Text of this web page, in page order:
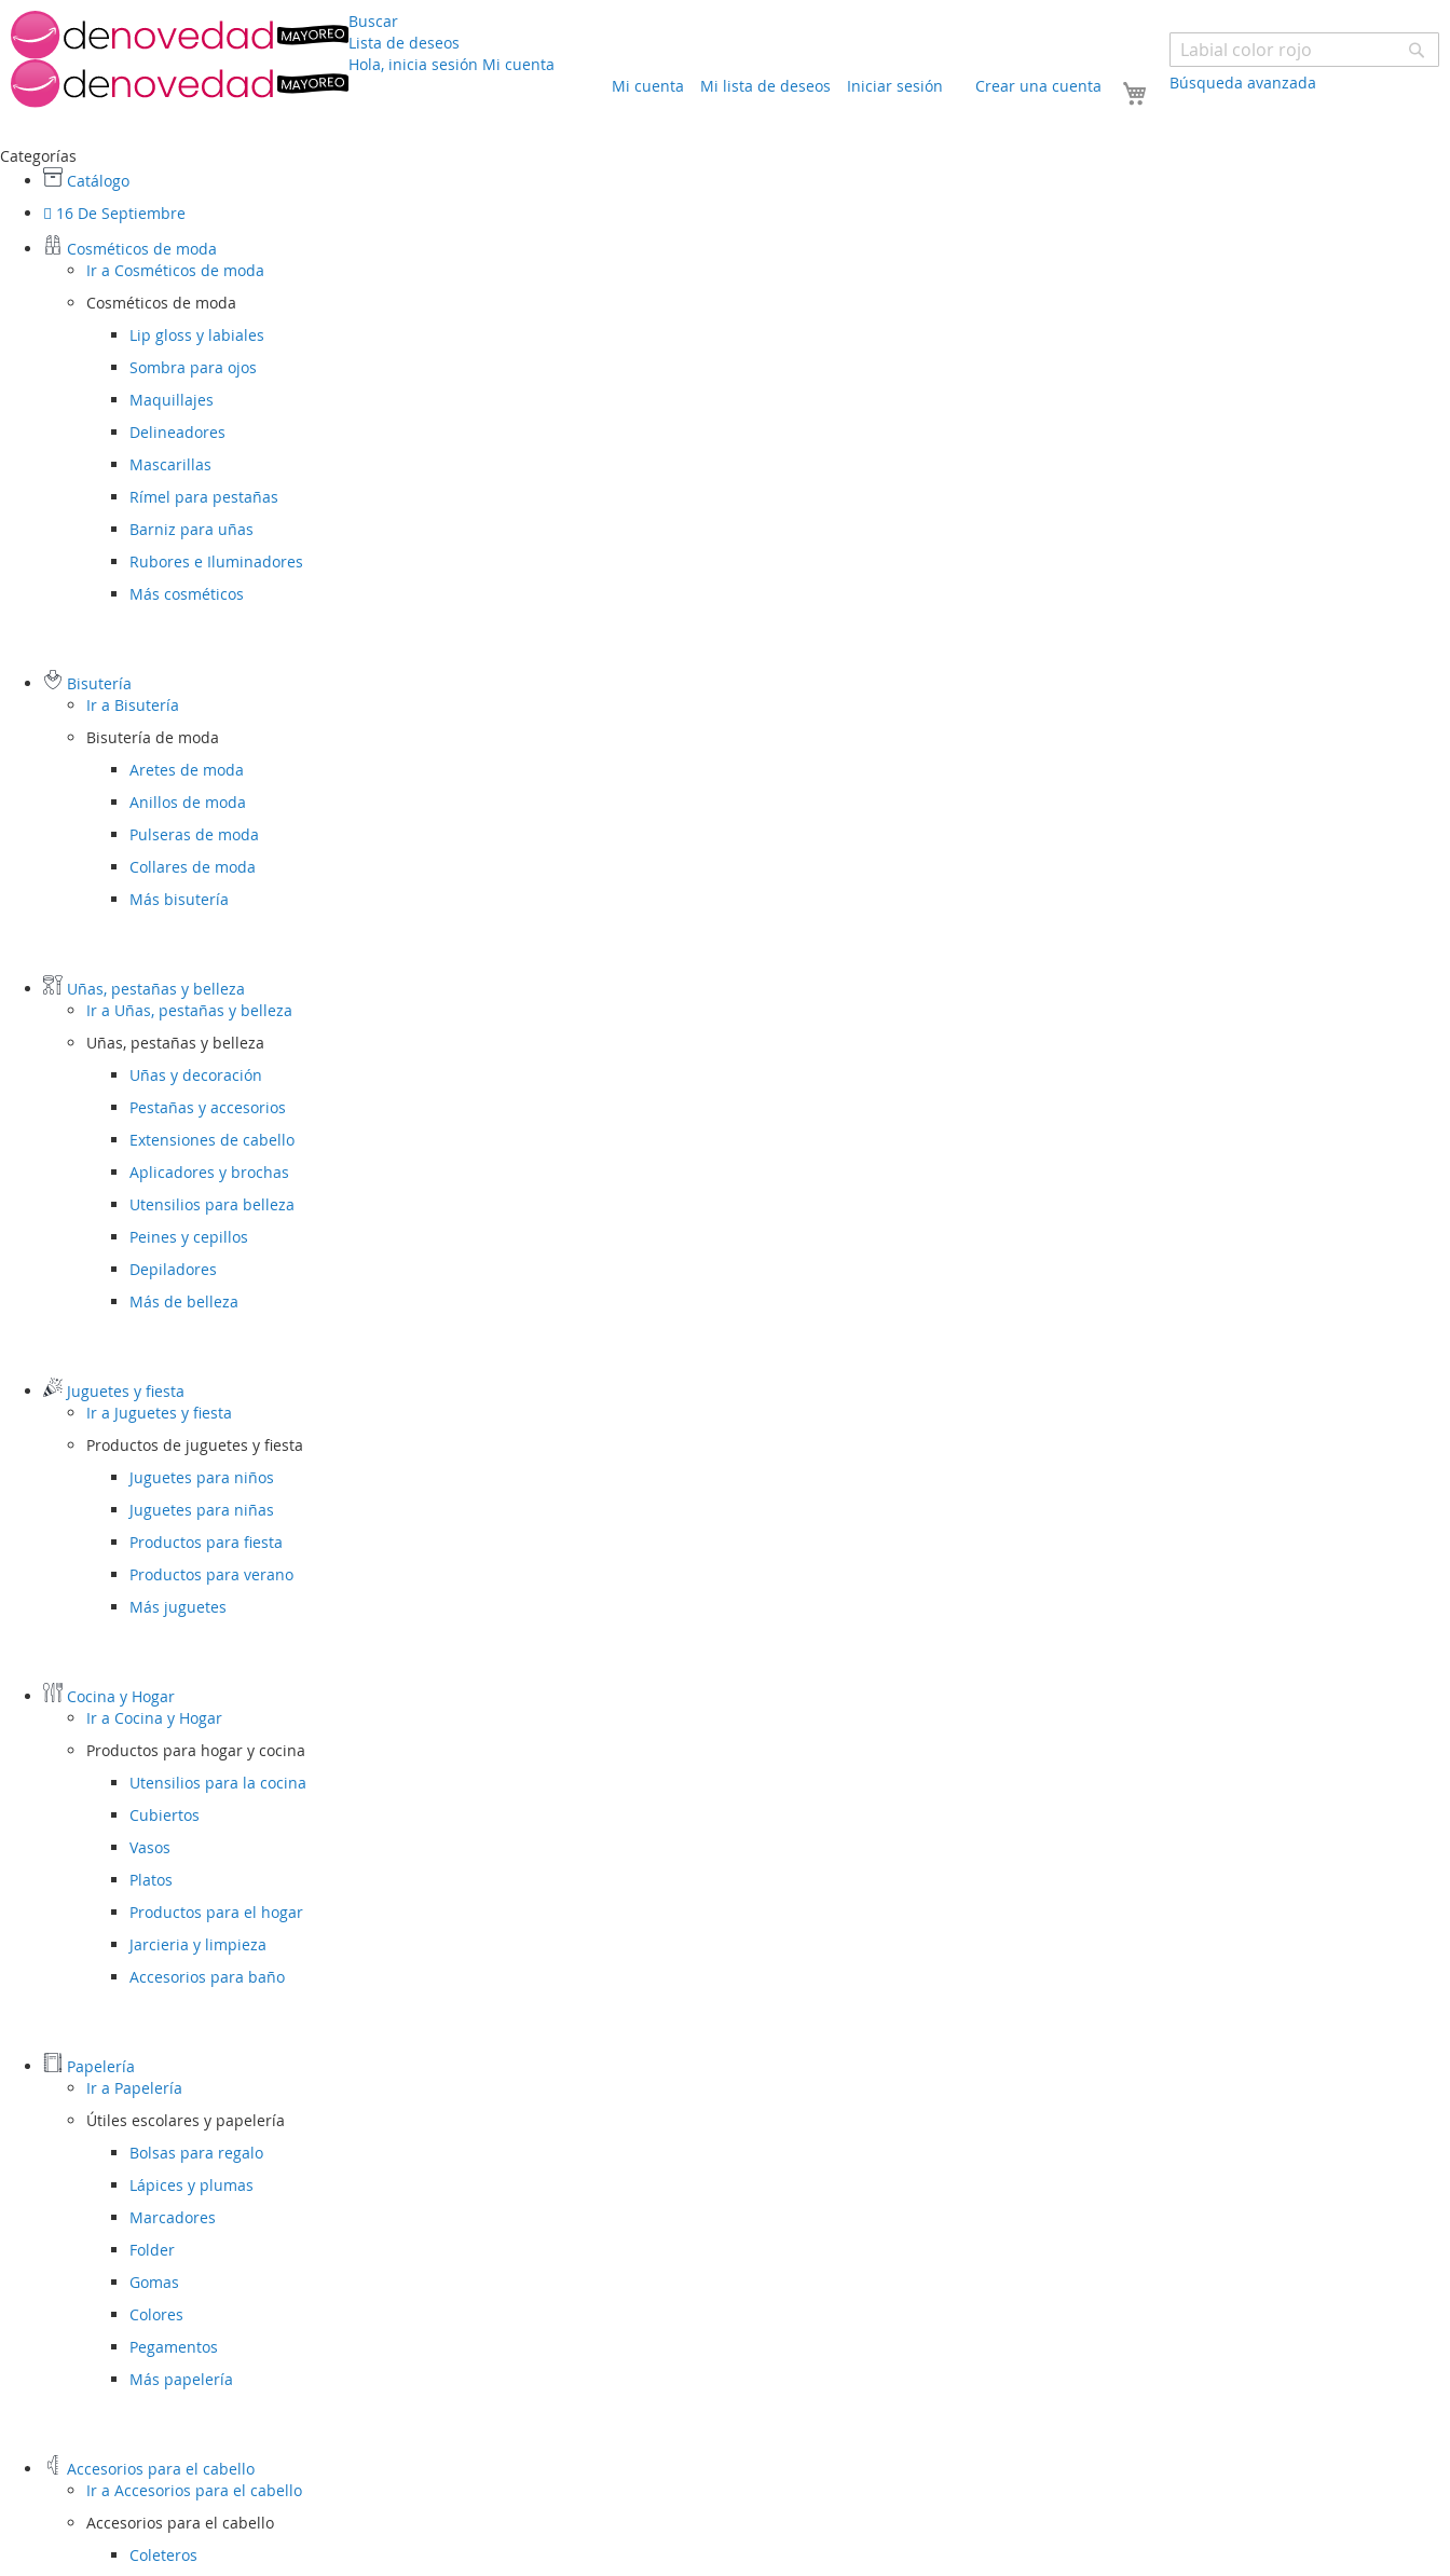
Buscar
Búsqueda avanzada
Lista de deseos
Hola, inicia sesión Mi cuenta
Mi carrito
Mi cuenta Mi lista de deseos Iniciar sesión Crear una cuenta
Categorías
Catálogo
16 De Septiembre
Cosméticos de moda
Ir a Cosméticos de moda
Cosméticos de moda
Lip gloss y labiales
Sombra para ojos
Maquillajes
Delineadores
Mascarillas
Rímel para pestañas
Barniz para uñas
Rubores e Iluminadores
Más cosméticos
Bisutería
Ir a Bisutería
Bisutería de moda
Aretes de moda
Anillos de moda
Pulseras de moda
Collares de moda
Más bisutería
Uñas, pestañas y belleza
Ir a Uñas, pestañas y belleza
Uñas, pestañas y belleza
Uñas y decoración
Pestañas y accesorios
Extensiones de cabello
Aplicadores y brochas
Utensilios para belleza
Peines y cepillos
Depiladores
Más de belleza
Juguetes y fiesta
Ir a Juguetes y fiesta
Productos de juguetes y fiesta
Juguetes para niños
Juguetes para niñas
Productos para fiesta
Productos para verano
Más juguetes
Cocina y Hogar
Ir a Cocina y Hogar
Productos para hogar y cocina
Utensilios para la cocina
Cubiertos
Vasos
Platos
Productos para el hogar
Jarcieria y limpieza
Accesorios para baño
Papelería
Ir a Papelería
Útiles escolares y papelería
Bolsas para regalo
Lápices y plumas
Marcadores
Folder
Gomas
Colores
Pegamentos
Más papelería
Accesorios para el cabello
Ir a Accesorios para el cabello
Accesorios para el cabello
Coleteros